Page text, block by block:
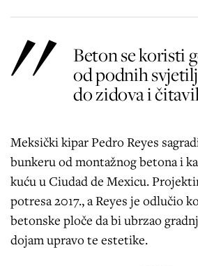
Beton se koristi
od podnih
do zidova i
Meksički kipar Pedro Reyes
bunkeru od montažnog betona i
kuću u Ciudad de Mexicu.
potresa 2017., a Reyes je odlučio
betonske ploče da bi ubrzao
dojam upravo te estetike.